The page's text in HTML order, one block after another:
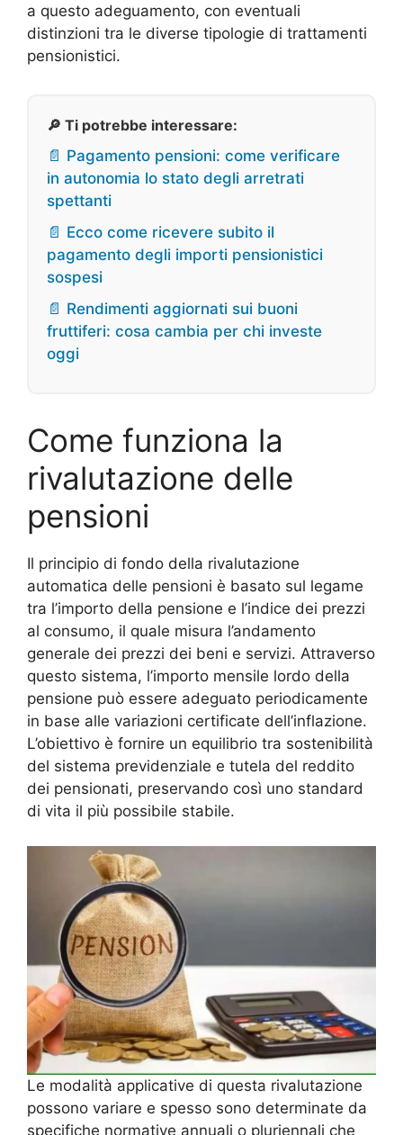
a questo adeguamento, con eventuali
distinzioni tra le diverse tipologie di trattamenti
pensionistici.
🔎 Ti potrebbe interessare:
📄 Pagamento pensioni: come verificare
in autonomia lo stato degli arretrati
spettanti
📄 Ecco come ricevere subito il
pagamento degli importi pensionistici
sospesi
📄 Rendimenti aggiornati sui buoni
fruttiferi: cosa cambia per chi investe
oggi
Come funziona la
rivalutazione delle
pensioni
Il principio di fondo della rivalutazione
automatica delle pensioni è basato sul legame
tra l’importo della pensione e l’indice dei prezzi
al consumo, il quale misura l’andamento
generale dei prezzi dei beni e servizi. Attraverso
questo sistema, l’importo mensile lordo della
pensione può essere adeguato periodicamente
in base alle variazioni certificate dell’inflazione.
L’obiettivo è fornire un equilibrio tra sostenibilità
del sistema previdenziale e tutela del reddito
dei pensionati, preservando così uno standard
di vita il più possibile stabile.
Le modalità applicative di questa rivalutazione
possono variare e spesso sono determinate da
specifiche normative annuali o pluriennali che